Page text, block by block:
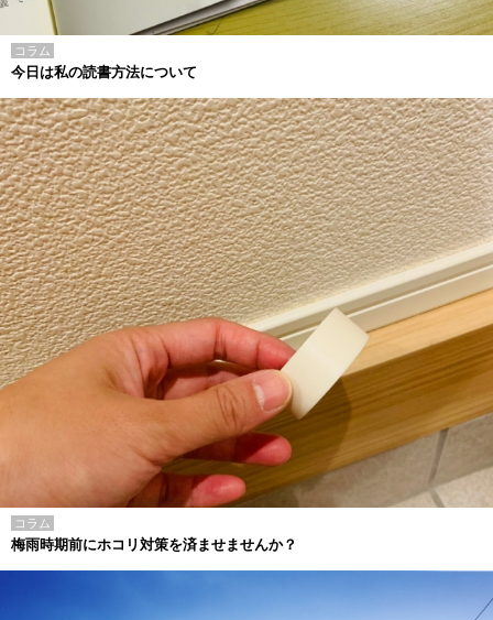
コラム
今日は私の読書方法について
コラム
梅雨時期前にホコリ対策を済ませませんか？